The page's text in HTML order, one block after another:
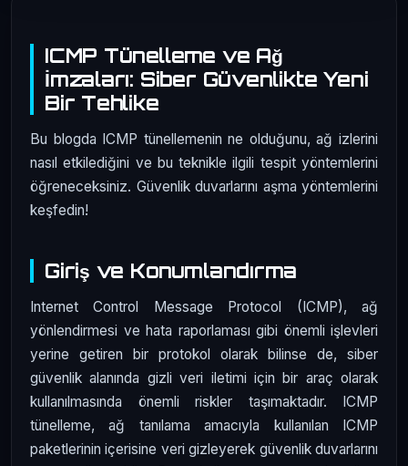
ICMP Tünelleme ve Ağ
İmzaları: Siber Güvenlikte Yeni
Bir Tehlike
Bu blogda ICMP tünellemenin ne olduğunu, ağ izlerini
nasıl etkilediğini ve bu teknikle ilgili tespit yöntemlerini
öğreneceksiniz. Güvenlik duvarlarını aşma yöntemlerini
keşfedin!
Giriş ve Konumlandırma
Internet Control Message Protocol (ICMP), ağ
yönlendirmesi ve hata raporlaması gibi önemli işlevleri
yerine getiren bir protokol olarak bilinse de, siber
güvenlik alanında gizli veri iletimi için bir araç olarak
kullanılmasında önemli riskler taşımaktadır. ICMP
tünelleme, ağ tanılama amacıyla kullanılan ICMP
paketlerinin içerisine veri gizleyerek güvenlik duvarlarını